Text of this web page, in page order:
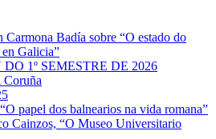
Badía sobre “O estado do
Galicia”
1º SEMESTRE DE 2026
Coruña
papel dos balnearios na vida romana”
Cainzos, “O Museo Universitario